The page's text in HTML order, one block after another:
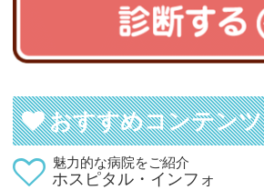
おすすめコンテンツ
魅力的な病院をご紹介
ホスピタル・インフォ